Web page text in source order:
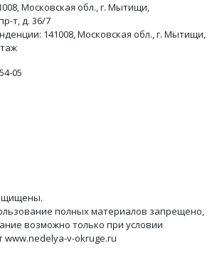
Московская обл., г. Мытищи,
т, д. 36/7
141008, Московская обл., г. Мытищи,
05
полных материалов запрещено,
возможно только при условии
www.nedelya-v-okruge.ru